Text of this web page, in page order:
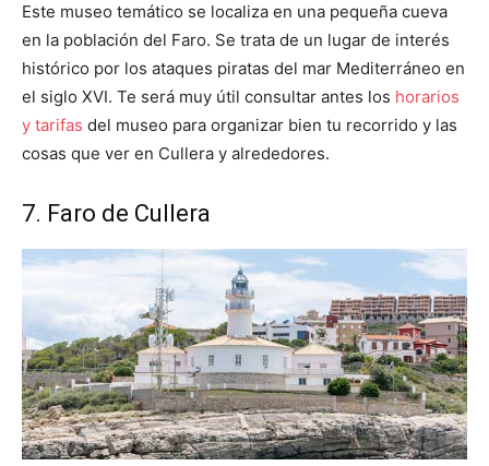
Este museo temático se localiza en una pequeña cueva
en la población del Faro. Se trata de un lugar de interés
histórico por los ataques piratas del mar Mediterráneo en
el siglo XVI. Te será muy útil consultar antes los horarios
y tarifas del museo para organizar bien tu recorrido y las
cosas que ver en Cullera y alrededores.
7. Faro de Cullera